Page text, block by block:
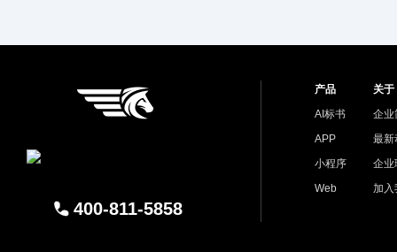
400-811-5858
产品
AI标书
APP
小程序
Web
关于
企业
最新
企业
加入